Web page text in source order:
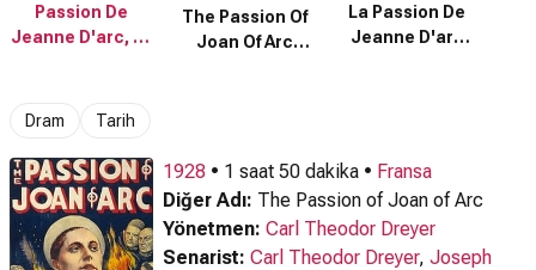
Passion De
Jeanne D'arc, La
The Passion Of
Joan Of Arc
La Passion De
Jeanne D'arc
Dram Tarih
1928 • 1 saat 50 dakika • Fransa
Diğer Adı: The Passion of Joan of Arc
Yönetmen: Carl Theodor Dreyer
Senarist: Carl Theodor Dreyer, Joseph